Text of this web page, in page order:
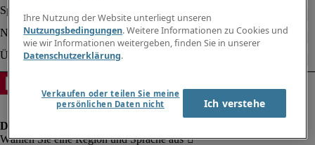
Ihre Nutzung der Website unterliegt unseren
Nutzungsbedingungen. Weitere Informationen zu Cookies und
wie wir Informationen weitergeben, finden Sie in unserer
Datenschutzerklärung.
Verkaufen oder teilen Sie meine
persönlichen Daten nicht
Ich verstehe